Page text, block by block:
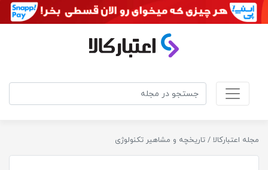
مجله اعتبارکالا / تاریخچه و مشاهیر تکنولوژی